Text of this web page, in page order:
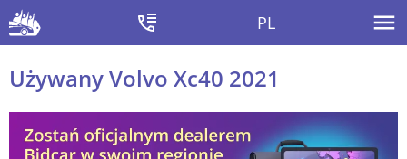
PL
Używany Volvo Xc40 2021